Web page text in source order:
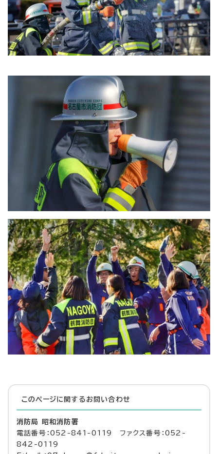
このページに関する お問い合わせ
消防局 昭和消防署
電話番号：052-841-0119 ファクス番号：052-
842-0119